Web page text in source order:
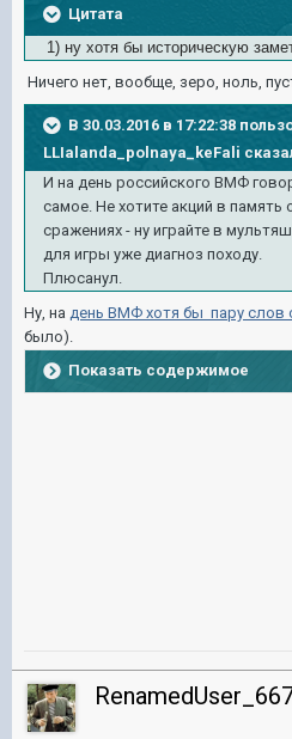
Цитата
1) ну хотя бы историческую
Ничего нет, вообще, зеро, ноль,
В 30.03.2016 в 17:22:38
LLIalanda_polnaya_keFali
И на день российского ВМФ
самое. Не хотите акций в
сражениях - ну играйте в
для игры уже диагноз походу.
Плюсанул.
Ну, на день ВМФ хотя бы пару слов
было).
Показать содержимое